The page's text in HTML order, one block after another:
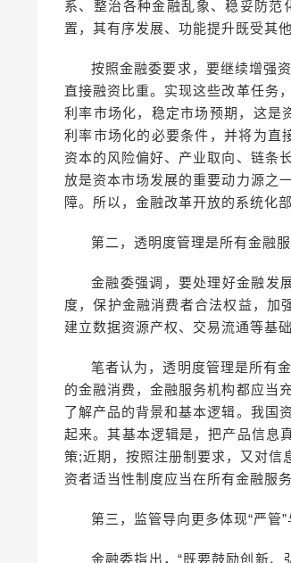
系、整治各种金融乱象、稳妥防
置，其有序发展、功能提升既受其
按照金融委要求，要继续增强
直接融资比重。实现这些改革任务
利率市场化，稳定市场预期，这是
利率市场化的必要条件，并将为直
资本的风险偏好、产业取向、链条
放是资本市场发展的重要动力源之
障。所以，金融改革开放的系统化
第二，透明度管理是所有金融
金融委强调，要处理好金融发
度，保护金融消费者合法权益，加
建立数据资源产权、交易流通等基
笔者认为，透明度管理是所有
的金融消费，金融服务机构都应当
了解产品的背景和基本逻辑。我国
起来。其基本逻辑是，把产品信息
策;近期，按照注册制要求，又对信
资者适当性制度应当在所有金融服
第三，监管导向更多体现“严管”
金融委指出，“既要鼓励创新、